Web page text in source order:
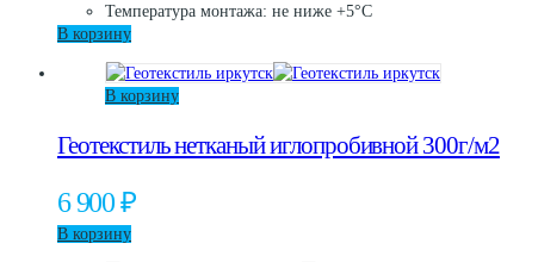
Температура монтажа: не ниже +5°С
В корзину
В корзину
Геотекстиль нетканый иглопробивной 300г/м2
6 900₽
В корзину